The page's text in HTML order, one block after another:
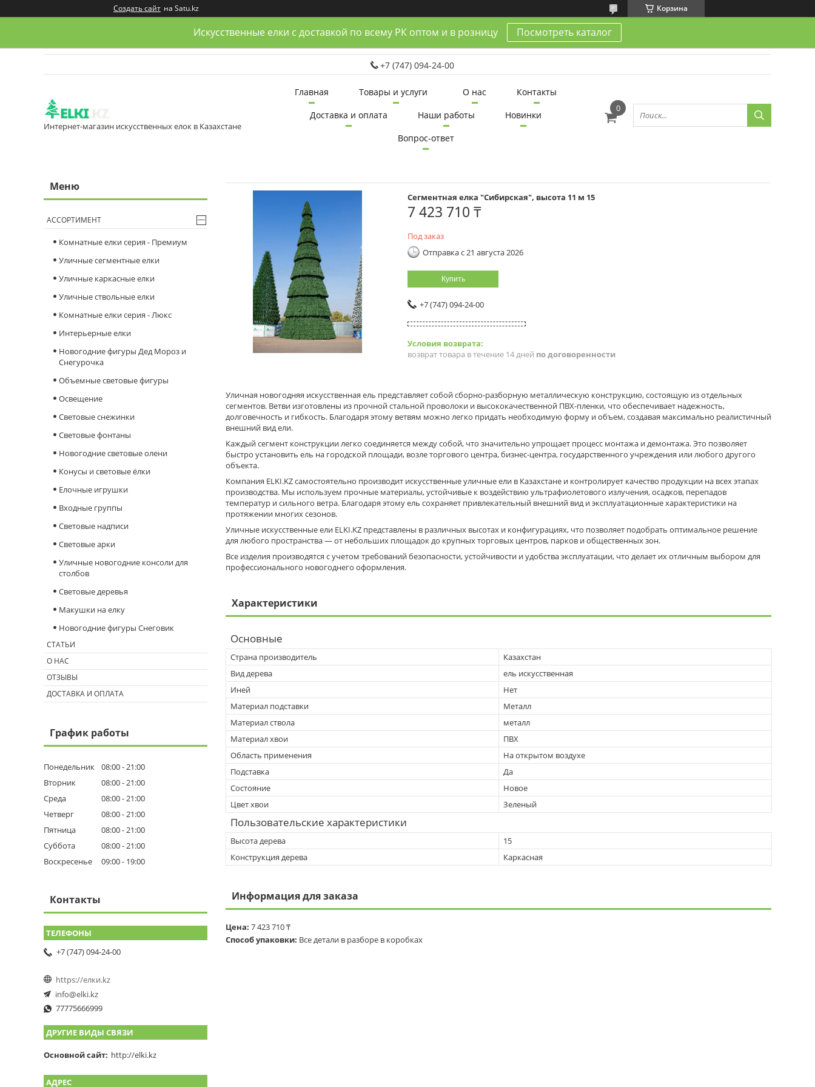
Создать сайт на Satu.kz Корзина
Искусственные елки с доставкой по всему РК оптом и в розницу Посмотреть каталог
+7 (747) 094-24-00
Интернет-магазин искусственных елок в Казахстане
Главная Товары и услуги О нас
Контакты
Доставка и оплата
Наши работы
Новинки
Вопрос-ответ
Сегментная елка "Сибирская", высота 11 м 15
7 423 710 ₸
Под заказ
Отправка с 21 августа 2026
Купить
+7 (747) 094-24-00
возврат товара в течение 14 дней по договоренности
Уличная новогодняя искусственная ель представляет собой сборно-разборную металлическую конструкцию, состоящую из отдельных
сегментов. Ветви изготовлены из прочной стальной проволоки и высококачественной ПВХ-пленки, что обеспечивает надежность,
долговечность и гибкость. Благодаря этому ветвям можно легко придать необходимую форму и объем, создавая максимально реалистичный
внешний вид ели.
Каждый сегмент конструкции легко соединяется между собой, что значительно упрощает процесс монтажа и демонтажа. Это позволяет
быстро установить ель на городской площади, возле торгового центра, бизнес-центра, государственного учреждения или любого другого
объекта.
Компания ELKI.KZ самостоятельно производит искусственные уличные ели в Казахстане и контролирует качество продукции на всех этапах
производства. Мы используем прочные материалы, устойчивые к воздействию ультрафиолетового излучения, осадков, перепадов
температур и сильного ветра. Благодаря этому ель сохраняет привлекательный внешний вид и эксплуатационные характеристики на
протяжении многих сезонов.
Уличные искусственные ели ELKI.KZ представлены в различных высотах и конфигурациях, что позволяет подобрать оптимальное решение
для любого пространства — от небольших площадок до крупных торговых центров, парков и общественных зон.
Все изделия производятся с учетом требований безопасности, устойчивости и удобства эксплуатации, что делает их отличным выбором для
профессионального новогоднего оформления.
Характеристики
Основные
Страна производитель
Казахстан
Вид дерева
ель искусственная
Иней
Нет
Материал подставки
Металл
Материал ствола
металл
Материал хвои
ПВХ
Область применения
На открытом воздухе
Подставка
Да
Состояние
Новое
Цвет хвои
Зеленый
Пользовательские характеристики
Высота дерева
15
Конструкция дерева
Каркасная
Информация для заказа
Цена: 7 423 710 ₸
Способ упаковки: Все детали в разборе в коробках
АССОРТИМЕНТ
Комнатные елки серия - Премиум
Уличные сегментные елки
Уличные каркасные елки
Уличные ствольные елки
Комнатные елки серия - Люкс
Интерьерные елки
Новогодние фигуры Дед Мороз и
Снегурочка
Объемные световые фигуры
Освещение
Cветовые снежинки
Световые фонтаны
Новогодние световые олени
Конусы и световые ёлки
Елочные игрушки
Входные группы
Световые надписи
Световые арки
Уличные новогодние консоли для
столбов
Световые деревья
Макушки на елку
Новогодние фигуры Снеговик
СТАТЬИ
О НАС
ОТЗЫВЫ
ДОСТАВКА И ОПЛАТА
График работы
Понедельник 08:00 21:00
Вторник
08:00 21:00
Среда
08:00 21:00
Четверг
08:00 21:00
Пятница
08:00 21:00
Суббота
08:00 21:00
Воскресенье
09:00 19:00
Контакты
+7 (747) 094-24-00
https://елки.kz
info@elki.kz
77775666999
ДРУГИЕ ВИДЫ СВЯЗИ
Основной сайт http://elki.kz